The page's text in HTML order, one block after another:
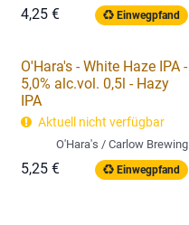
4,25 € Einwegpfand
O'Hara's - White Haze IPA -
5,0% alc.vol. 0,5l - Hazy
IPA
Aktuell nicht verfügbar
O'Hara's / Carlow Brewing
5,25 € Einwegpfand